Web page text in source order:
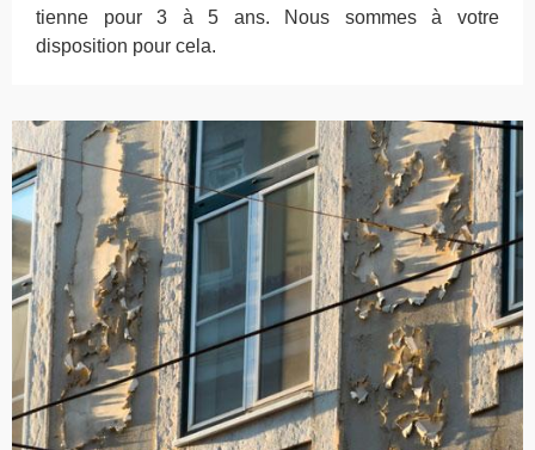
tienne pour 3 à 5 ans. Nous sommes à votre
disposition pour cela.